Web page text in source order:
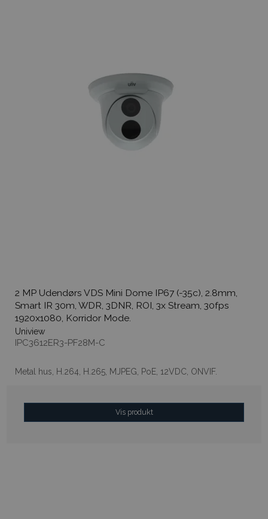
2 MP Udendørs VDS Mini Dome IP67 (-35c), 2.8mm,
Smart IR 30m, WDR, 3DNR, ROI, 3x Stream, 30fps
1920x1080, Korridor Mode.
Uniview
IPC3612ER3-PF28M-C
Metal hus, H.264, H.265, MJPEG, PoE, 12VDC, ONVIF.
Vis produkt